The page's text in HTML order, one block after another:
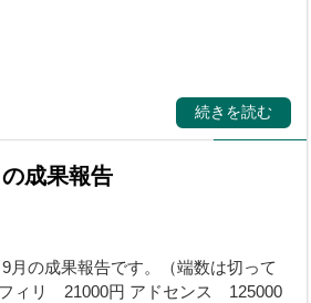
続きを読む
成果報告
月の成果報告です。（端数は切って
ィリ 21000円 アドセンス 125000